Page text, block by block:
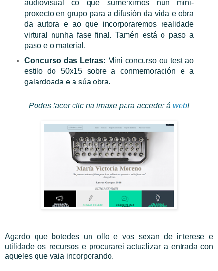
audiovisual co que sumerxirnos nun mini-
proxecto en grupo para a difusión da vida e obra
da autora e ao que incorporaremos realidade
virtural nunha fase final. Tamén está o paso a
paso e o material.
Concurso das Letras: Mini concurso ou test ao
estilo do 50x15 sobre a conmemoración e a
galardoada e a súa obra.
Podes facer clic na imaxe para acceder á web!
Agardo que botedes un ollo e vos sexan de interese e
utilidade os recursos e procurarei actualizar a entrada con
aqueles que vaia incorporando.